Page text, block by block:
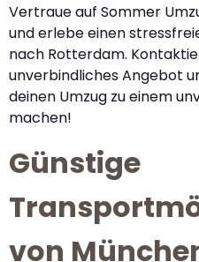
Vertraue auf Sommer
und erlebe einen
nach Rotterdam.
unverbindliches Angebot
deinen Umzug zu einem
machen!
Günstige
von